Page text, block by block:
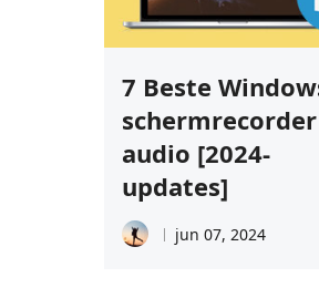
7 Beste
audio [2024-
updates]
jun 07, 2024